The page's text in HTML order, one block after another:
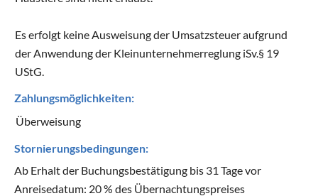
Es erfolgt keine Ausweisung der Umsatzsteuer aufgrund
der Anwendung der Kleinunternehmerreglung iSv.§ 19
UStG.
Zahlungsmöglichkeiten:
Überweisung
Stornierungsbedingungen:
Ab Erhalt der Buchungsbestätigung bis 31 Tage vor
Anreisedatum: 20 % des Übernachtungspreises